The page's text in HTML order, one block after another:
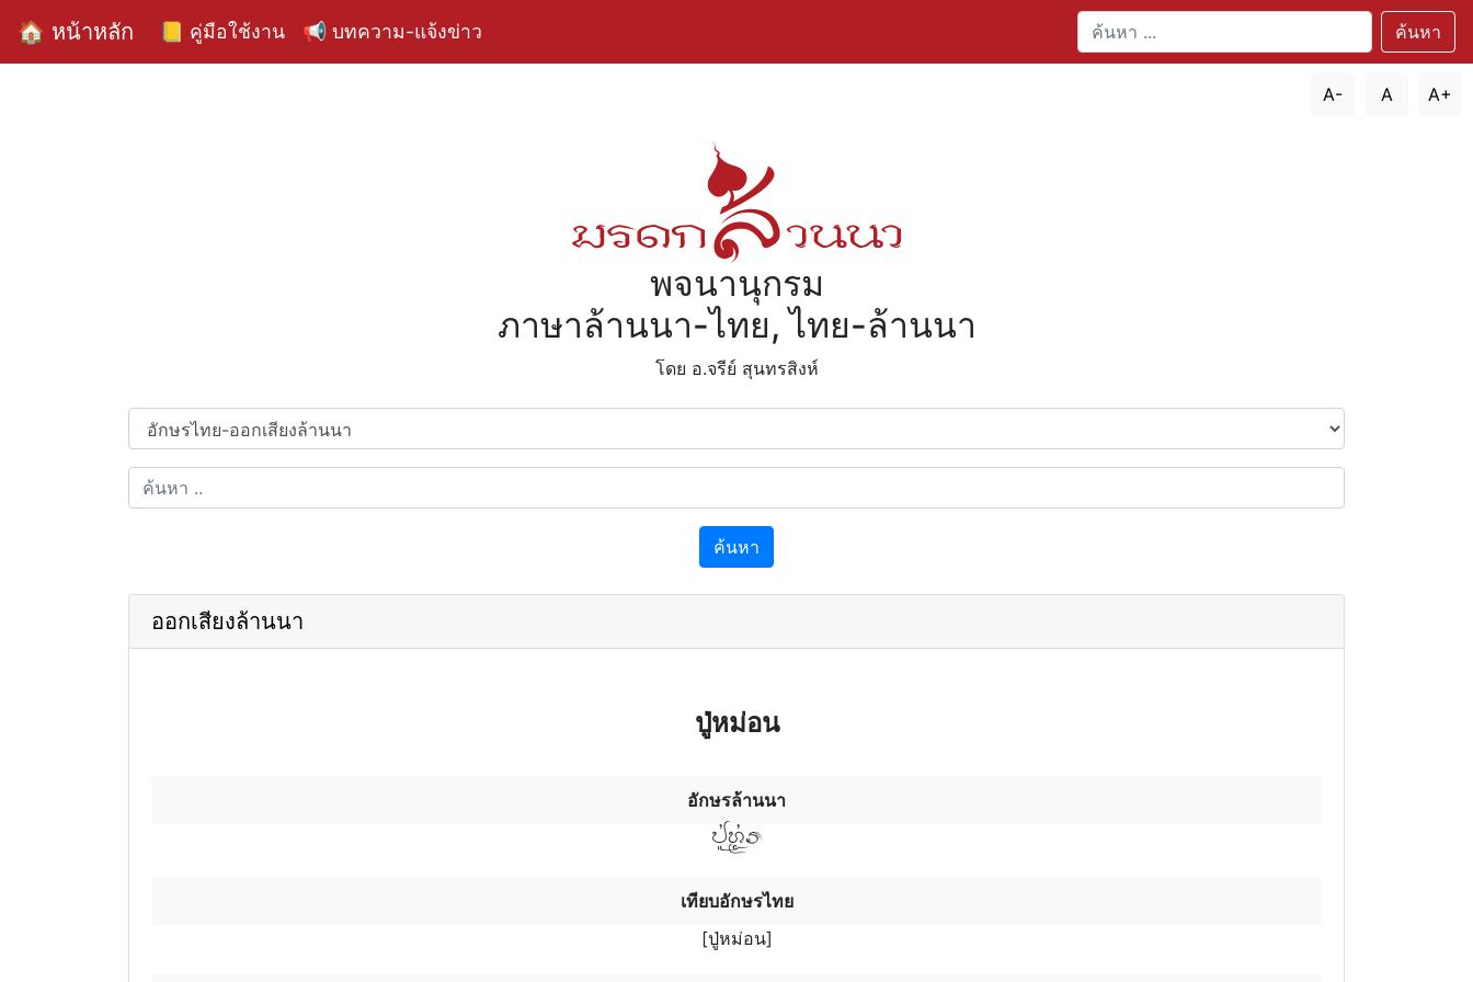
🏠 หน้าหลัก 📒 คู่มือใช้งาน 📢 บทความ-แจ้งข่าว ค้นหา
A- A A+
พจนานุกรม
ภาษาล้านนา-ไทย, ไทย-ล้านนา
โดย อ.จรีย์​ สุนทรสิงห์
ค้นหา
ออกเสียงล้านนา
ปู่หม่อน
อักษรล้านนา
ปู่ห่มฯอฯร
เทียบอักษรไทย
[ปู่หม่อน]